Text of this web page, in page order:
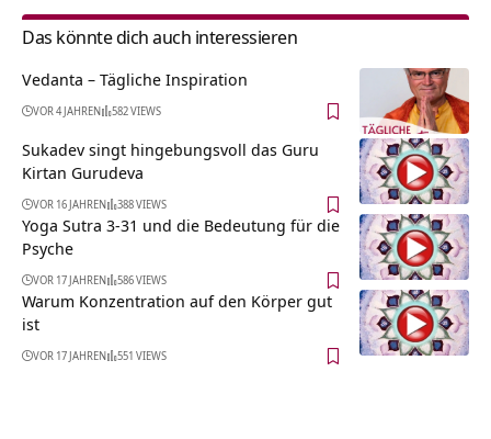
Das könnte dich auch interessieren
Vedanta – Tägliche Inspiration
VOR 4 JAHREN 582 VIEWS
Sukadev singt hingebungsvoll das Guru
Kirtan Gurudeva
VOR 16 JAHREN 388 VIEWS
Yoga Sutra 3-31 und die Bedeutung für die
Psyche
VOR 17 JAHREN 586 VIEWS
Warum Konzentration auf den Körper gut
ist
VOR 17 JAHREN 551 VIEWS